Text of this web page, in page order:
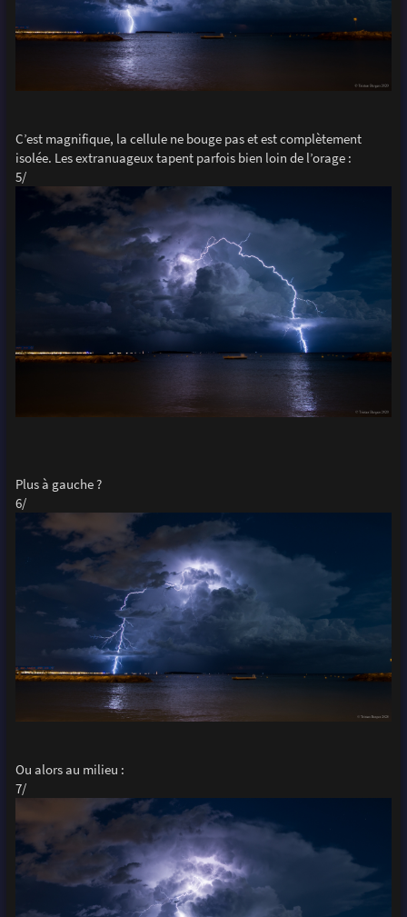
C’est magnifique, la cellule ne bouge pas et est complètement
isolée. Les extranuageux tapent parfois bien loin de l’orage :
5/
Plus à gauche ?
6/
Ou alors au milieu :
7/